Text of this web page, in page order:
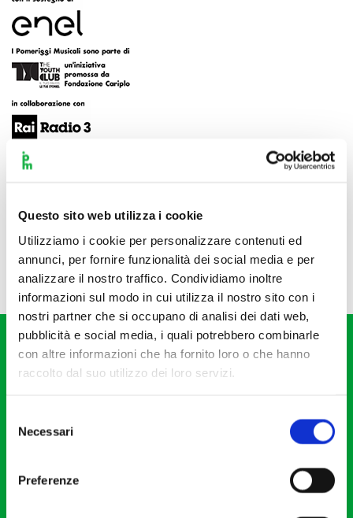
Questo sito web utilizza i cookie
Utilizziamo i cookie per personalizzare contenuti ed
annunci, per fornire funzionalità dei social media e per
analizzare il nostro traffico. Condividiamo inoltre
informazioni sul modo in cui utilizza il nostro sito con i
nostri partner che si occupano di analisi dei dati web,
pubblicità e social media, i quali potrebbero combinarle
con altre informazioni che ha fornito loro o che hanno
raccolto dal suo utilizzo dei loro servizi.
delNecessari
Preferenze
Fondazione I Pomeriggi Musicali
Partita Iva 04410060158